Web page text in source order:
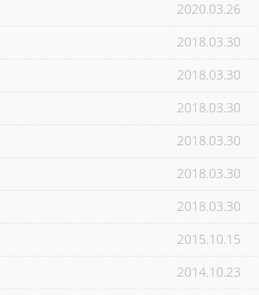
2020.03.26
2018.03.30
2018.03.30
2018.03.30
2018.03.30
2018.03.30
2018.03.30
2015.10.15
2014.10.23